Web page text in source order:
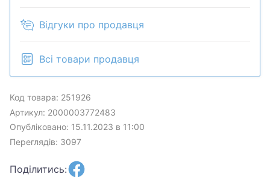
Відгуки про продавця
Всі товари продавця
Код товара: 251926
Артикул: 2000003772483
Опубліковано: 15.11.2023 в 11:00
Переглядів: 3097
Поділитись: